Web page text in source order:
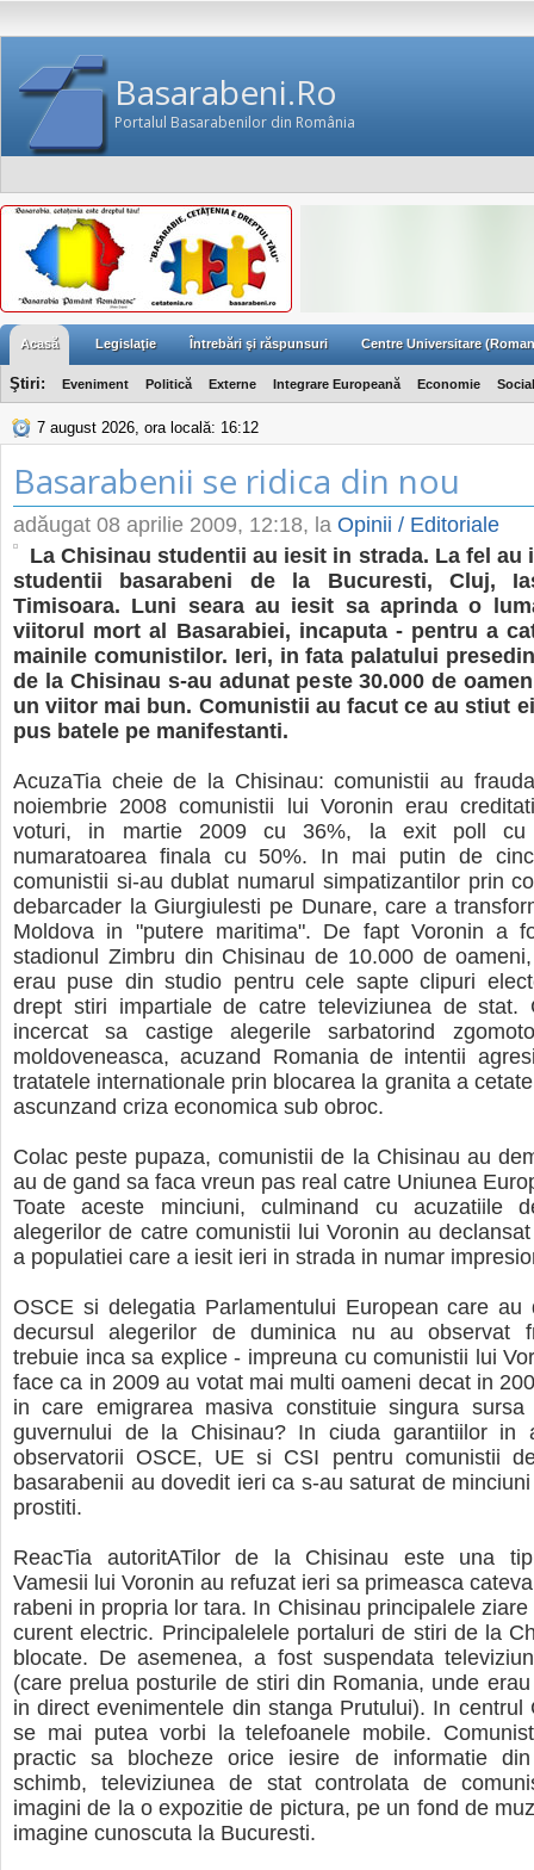
Basarabeni.Ro
Portalul Basarabenilor din România
Acasă Legislaţie Întrebări şi răspunsuri Centre Universitare
Ştiri: Eveniment Politică Externe Integrare Europeană Economie Social
7 august 2026, ora locală: 16:12
Basarabenii se ridica din nou
adăugat 08 aprilie 2009, 12:18, la Opinii / Editoriale
La Chisinau studentii au iesit in strada. La fel au
studentii basarabeni de la Bucuresti, Cluj,
Timisoara. Luni seara au iesit sa aprinda o
viitorul mort al Basarabiei, incaputa - pentru a
mainile comunistilor. Ieri, in fata palatului
de la Chisinau s-au adunat peste 30.000 de
un viitor mai bun. Comunistii au facut ce au stiut
pus batele pe manifestanti.
AcuzaTia cheie de la Chisinau: comunistii au
noiembrie 2008 comunistii lui Voronin erau
voturi, in martie 2009 cu 36%, la exit poll
numaratoarea finala cu 50%. In mai putin de
comunistii si-au dublat numarul simpatizantilor prin
debarcader la Giurgiulesti pe Dunare, care a
Moldova in "putere maritima". De fapt Voronin a
stadionul Zimbru din Chisinau de 10.000 de
erau puse din studio pentru cele sapte clipuri
drept stiri impartiale de catre televiziunea de stat.
incercat sa castige alegerile sarbatorind
moldoveneasca, acu­zand Romania de intentii
tratatele internationale prin blocarea la granita a
ascunzand criza economica sub obroc.
Colac peste pupaza, comunistii de la Chisinau au
au de gand sa faca vreun pas real catre Uniunea
Toate aceste minciuni, culminand cu acuzatiile
alegerilor de catre comunistii lui Voronin au
a populatiei care a iesit ieri in strada in numar
OSCE si delegatia Parlamentului European care au
decursul alegerilor de duminica nu au observat
trebuie inca sa explice - impreuna cu comunistii lui
face ca in 2009 au votat mai multi oameni decat in
in care emigrarea masiva constituie singura
guvernului de la Chisinau? In ciuda garantiilor in
observatorii OSCE, UE si CSI pentru comunistii
basarabenii au dovedit ieri ca s-au saturat de
prostiti.
ReacTia autoritATilor de la Chisinau este una
Vamesii lui Voronin au refuzat ieri sa primeasca
rabeni in propria lor tara. In Chi­sinau principalele
curent electric. Principalelele portaluri de stiri de la
blocate. De asemenea, a fost suspendata
(care prelua posturile de stiri din Romania, unde
in direct evenimentele din stan­ga Prutului). In centrul
se mai putea vorbi la telefoanele mobile.
practic sa blocheze orice iesire de informatie
schimb, televiziunea de stat controlata de
imagini de la o expozitie de pictura, pe un fond de
imagine cunoscuta la Bucuresti.